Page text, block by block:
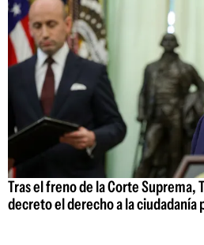
Tras el freno de la Corte Suprema,
decreto el derecho a la ciudadanía